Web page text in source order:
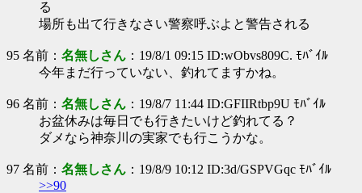
る
場所も出て行きなさい警察呼ぶよと警告される
95 名前： 名無しさん ：19/8/1 09:15 ID:wObvs809C. ﾓﾊﾞｲﾙ
今年まだ行っていない、釣れてますかね。
96 名前： 名無しさん ：19/8/7 11:44 ID:GFIIRtbp9U ﾓﾊﾞｲﾙ
お盆休みは毎日でも行きたいけど釣れてる？
ダメなら神奈川の実家でも行こうかな。
97 名前： 名無しさん ：19/8/9 10:12 ID:3d/GSPVGqc ﾓﾊﾞｲﾙ
>>90